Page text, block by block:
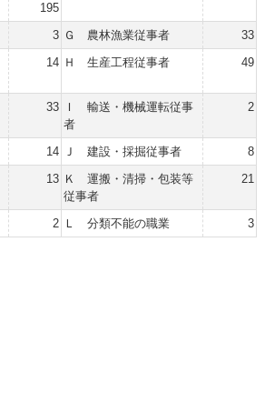
195
3 Ｇ 農林漁業従事者
33
14 Ｈ 生産工程従事者 49
33
Ｉ 輸送・機械運転従事
者
2
14 Ｊ 建設・採掘従事者
8
13 Ｋ 運搬・清掃・包装等
従事者
21
2 Ｌ 分類不能の職業 3